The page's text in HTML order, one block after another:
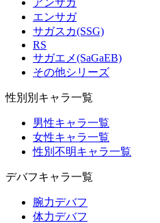
アンサガ
エンサガ
サガスカ(SSG)
RS
サガエメ(SaGaEB)
その他シリーズ
性別別キャラ一覧
男性キャラ一覧
女性キャラ一覧
性別不明キャラ一覧
デバフキャラ一覧
腕力デバフ
体力デバフ